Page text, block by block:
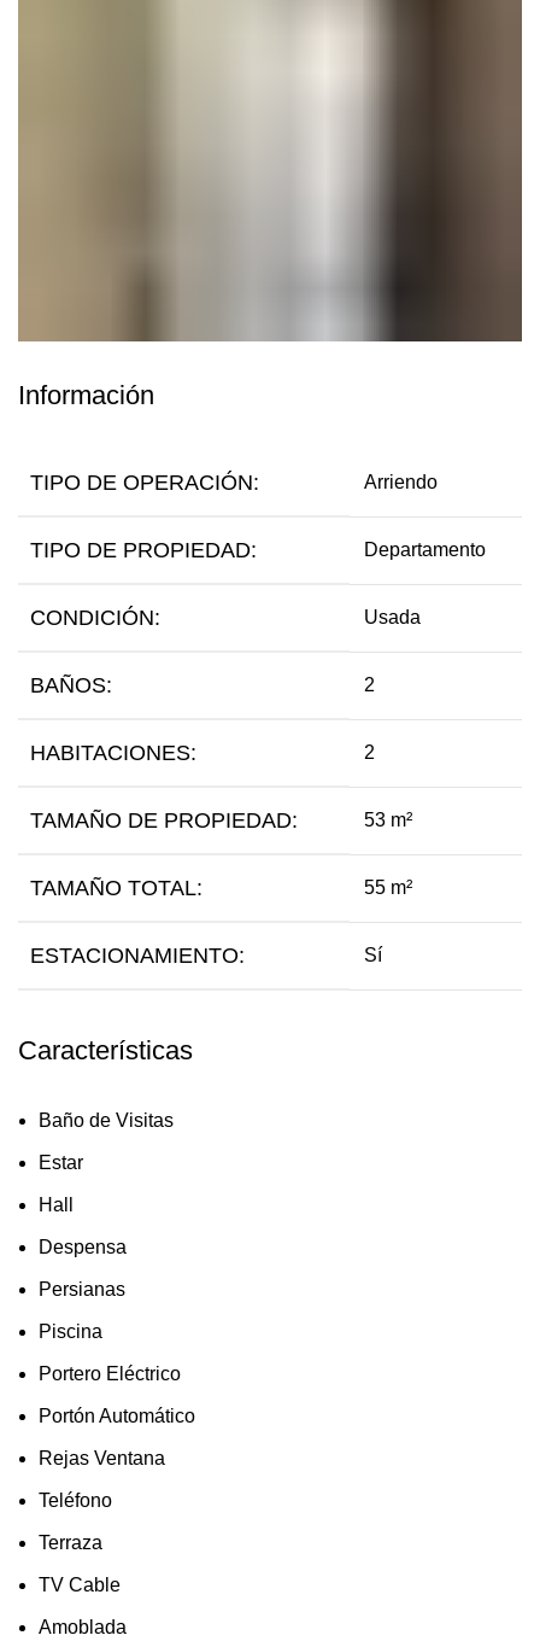
Información
TIPO DE OPERACIÓN: Arriendo
TIPO DE PROPIEDAD: Departamento
CONDICIÓN: Usada
BAÑOS: 2
HABITACIONES: 2
TAMAÑO DE PROPIEDAD: 53 m²
TAMAÑO TOTAL: 55 m²
ESTACIONAMIENTO: Sí
Características
Baño de Visitas
Estar
Hall
Despensa
Persianas
Piscina
Portero Eléctrico
Portón Automático
Rejas Ventana
Teléfono
Terraza
TV Cable
Amoblada